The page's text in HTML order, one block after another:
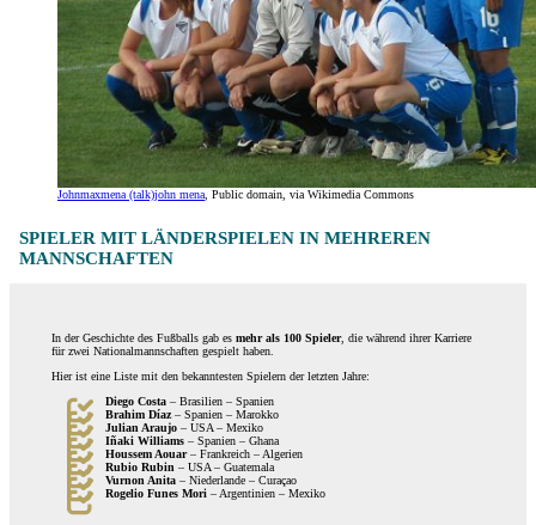
Johnmaxmena (talk)john mena, Public domain, via Wikimedia Commons
SPIELER MIT LÄNDERSPIELEN IN MEHREREN
MANNSCHAFTEN
In der Geschichte des Fußballs gab es mehr als 100 Spieler, die während ihrer Karriere
für zwei Nationalmannschaften gespielt haben.
Hier ist eine Liste mit den bekanntesten Spielern der letzten Jahre:
Diego Costa – Brasilien – Spanien
Brahim Díaz– Spanien – Marokko
Julian Araujo – USA – Mexiko
Iñaki Williams – Spanien – Ghana
Houssem Aouar– Frankreich – Algerien
Rubio Rubin – USA – Guatemala
Vurnon Anita – Niederlande – Curaçao
Rogelio Funes Mori – Argentinien – Mexiko